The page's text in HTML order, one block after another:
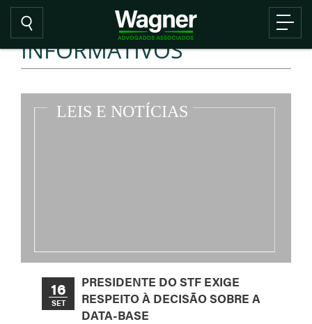
INFORMATIVOS
16
SET
PRESIDENTE DO STF EXIGE
RESPEITO À DECISÃO SOBRE A
DATA-BASE